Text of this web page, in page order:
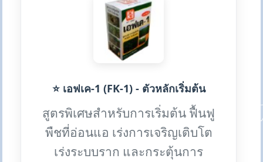
⭐ เอฟเค-1 (FK-1) - ตัวหลักเริ่มต้น
สูตรพิเศษสำหรับการเริ่มต้น ฟื้นฟู
พืชที่อ่อนแอ เร่งการเจริญเติบโต
เร่งระบบราก และกระตุ้นการ